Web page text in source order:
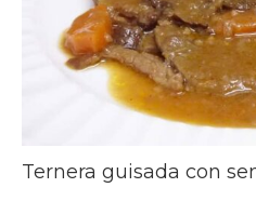
Ternera guisada con